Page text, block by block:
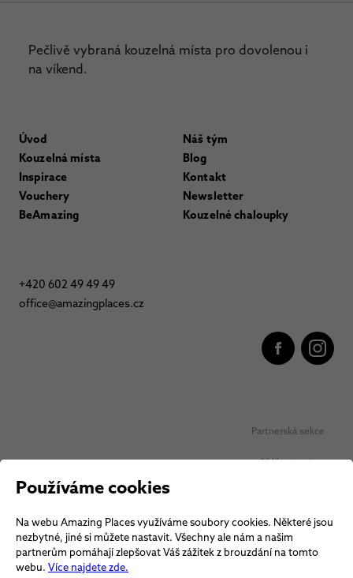
Pečlivě vybraná kouzelná místa pro dovolenou i
na víkend.
Úvod
Kouzelná místa
Inspirace
Vouchery
BeAmazing
Náš tým
Blog
Kontakt
Newsletter
Kouzelné chaloupky
+420 602 49 49 49
office@amazingplaces.cz
Partnerská sekce
Oblíbená místa
Obchodní podmínky Vouchery
Obchodní podmínky
Používáme cookies
Na webu Amazing Places využíváme soubory cookies. Některé jsou
nezbytné, jiné si můžete nastavit. Všechny ale nám a našim
partnerům pomáhají zlepšovat Váš zážitek z brouzdání na tomto
webu. Více najdete zde.